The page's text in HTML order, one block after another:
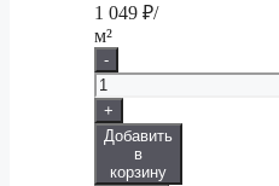
1 049 ₽/
м²
-
+
Добавить
в
корзину